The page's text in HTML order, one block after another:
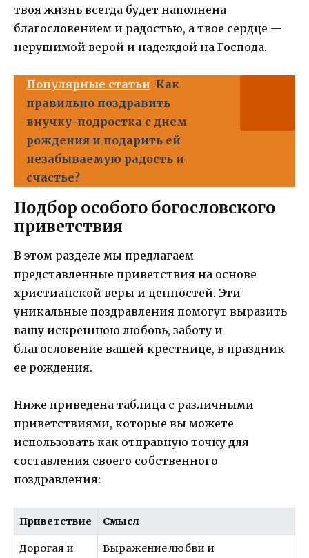
твоя жизнь всегда будет наполнена
благословением и радостью, а твое сердце —
нерушимой верой и надеждой на Господа.
Популярные статьи Как
правильно поздравить
внучку-подростка с днем
рождения и подарить ей
незабываемую радость и
счастье?
Подбор особого богословского
приветствия
В этом разделе мы предлагаем
представленные приветствия на основе
христианской веры и ценностей. Эти
уникальные поздравления помогут выразить
вашу искреннюю любовь, заботу и
благословение вашей крестнице, в праздник
ее рождения.
Ниже приведена таблица с различными
приветствиями, которые вы можете
использовать как отправную точку для
составления своего собственного
поздравления:
Приветствие Смысл
Дорогая и
Выражение любви и